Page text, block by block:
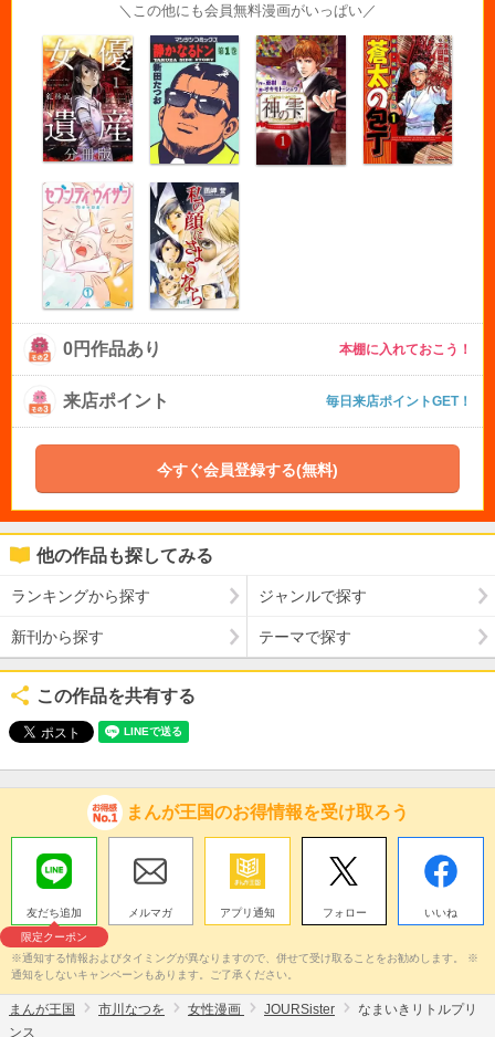
＼この他にも会員無料漫画がいっぱい／
0円作品あり 本棚に入れておこう！
来店ポイント 毎日来店ポイントGET！
今すぐ会員登録する(無料)
他の作品も探してみる
ランキングから探す ジャンルで探す
新刊から探す テーマで探す
この作品を共有する
まんが王国のお得情報を受け取ろう
友だち追加
限定クーポン
メルマガ アプリ通知 フォロー いいね
※通知する情報およびタイミングが異なりますので、併せて受け取ることをお勧めします。 ※
通知をしないキャンペーンもあります。ご了承ください。
まんが王国 市川なつを 女性漫画 JOURSister
なまいきリトルプリ
ンス